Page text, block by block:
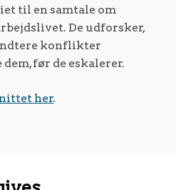
til en samtale om
De udforsker,
konflikter
før de eskalerer.
her.